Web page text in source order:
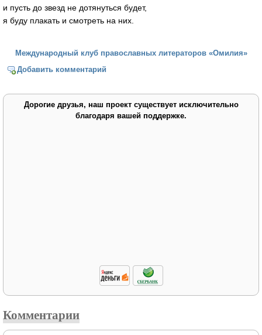
и пусть до звезд не дотянуться будет,
я буду плакать и смотреть на них.
Международный клуб православных литераторов «Омилия»
Добавить комментарий
Дорогие друзья, наш проект существует исключительно
благодаря вашей поддержке.
Комментарии